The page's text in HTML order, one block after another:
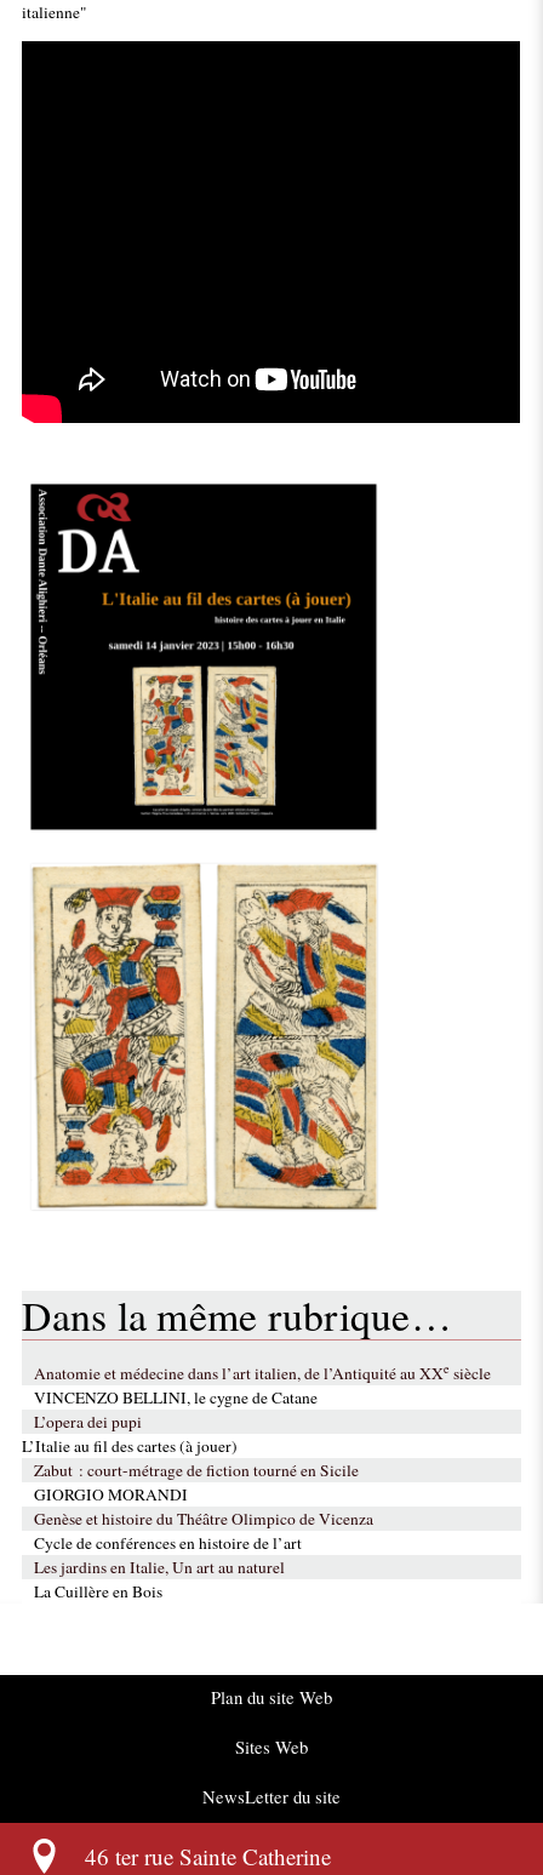
italienne"
Dans la même rubrique…
Anatomie et médecine dans l’art italien, de l’Antiquité au XXe siècle
VINCENZO BELLINI, le cygne de Catane
L’opera dei pupi
L’Italie au fil des cartes (à jouer)
Zabut : court-métrage de fiction tourné en Sicile
GIORGIO MORANDI
Genèse et histoire du Théâtre Olimpico de Vicenza
Cycle de conférences en histoire de l’art
Les jardins en Italie, Un art au naturel
La Cuillère en Bois
Plan du site Web
Sites Web
NewsLetter du site
46 ter rue Sainte Catherine